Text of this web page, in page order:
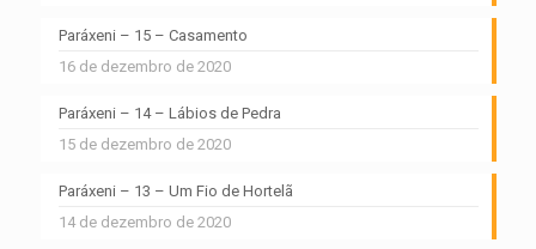
Paráxeni – 15 – Casamento
16 de dezembro de 2020
Paráxeni – 14 – Lábios de Pedra
15 de dezembro de 2020
Paráxeni – 13 – Um Fio de Hortelã
14 de dezembro de 2020